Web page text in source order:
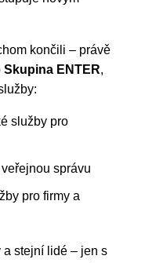
končili – právě
Skupina ENTER,
služby pro
správu
pro firmy a
a stejní lidé – jen s